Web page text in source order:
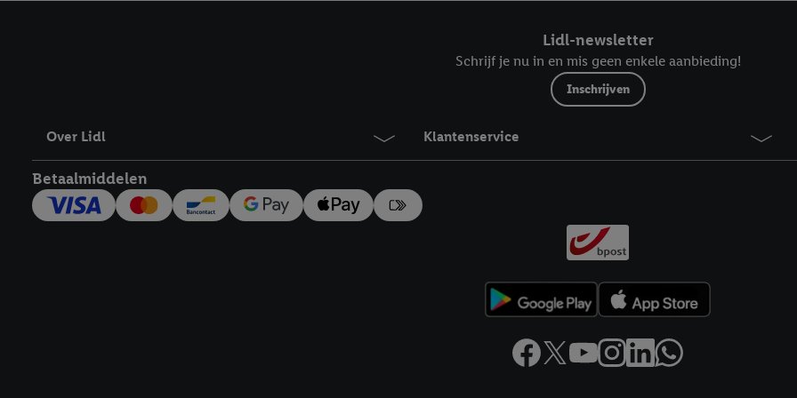
Lidl-newsletter
Schrijf je nu in en mis geen enkele aanbieding!
Inschrijven
Over Lidl Klantenservice
Betaalmiddelen